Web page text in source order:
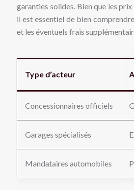
garanties solides. Bien que les
il est essentiel de bien
et les éventuels frais
Type d’acteur
Concessionnaires officiels
Garages spécialisés
Mandataires automobiles